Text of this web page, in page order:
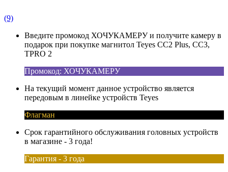
(9)
Введите промокод ХОЧУКАМЕРУ и получите камеру в
подарок при покупке магнитол Teyes CC2 Plus, CC3,
TPRO 2
Промокод: ХОЧУКАМЕРУ
На текущий момент данное устройство является
передовым в линейке устройств Teyes
Флагман
Срок гарантийного обслуживания головных устройств
в магазине - 3 года!
Гарантия - 3 года